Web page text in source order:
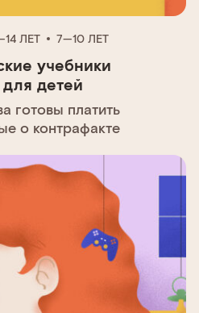
ЛЕТ 7—10 ЛЕТ
учебники
детей
готовы платить
о контрафакте